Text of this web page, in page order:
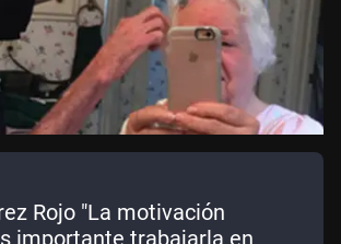
Rojo "La motivación
importante trabajarla en